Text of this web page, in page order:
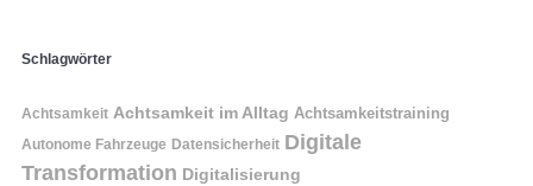
Schlagwörter
Achtsamkeit Achtsamkeit im Alltag Achtsamkeitstraining
Autonome Fahrzeuge Datensicherheit Digitale
Transformation Digitalisierung